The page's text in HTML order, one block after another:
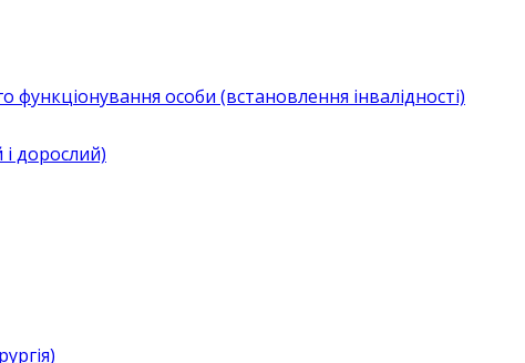
особи (встановлення інвалідності)
дорослий)